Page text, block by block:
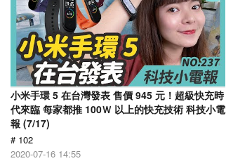
小米手環 5 在台灣發表 售價 945 元！超級快充時
代來臨 每家都推 100Ｗ 以上的快充技術 科技小電
報 (7/17)
# 102
2020-07-16 14:55